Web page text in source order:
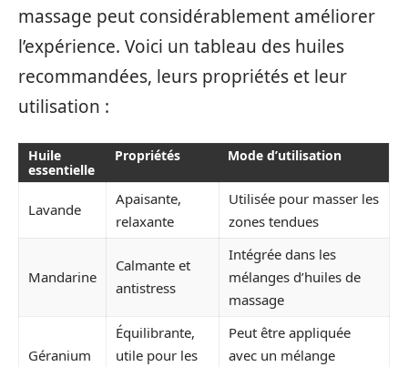
massage peut considérablement améliorer
l’expérience. Voici un tableau des huiles
recommandées, leurs propriétés et leur
utilisation :
Huile
essentielle
Propriétés Mode d’utilisation
Lavande
Apaisante,
relaxante
Utilisée pour masser les
zones tendues
Mandarine
Calmante et
antistress
Intégrée dans les
mélanges d’huiles de
massage
Géranium
Équilibrante,
utile pour les
Peut être appliquée
avec un mélange